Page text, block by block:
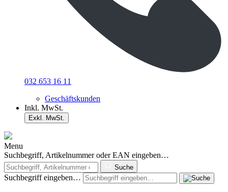
032 653 16 11
Geschäftskunden
Inkl. MwSt.
Exkl. MwSt.
Menu
Suchbegriff, Artikelnummer oder EAN eingeben…
Suche
Suchbegriff eingeben…